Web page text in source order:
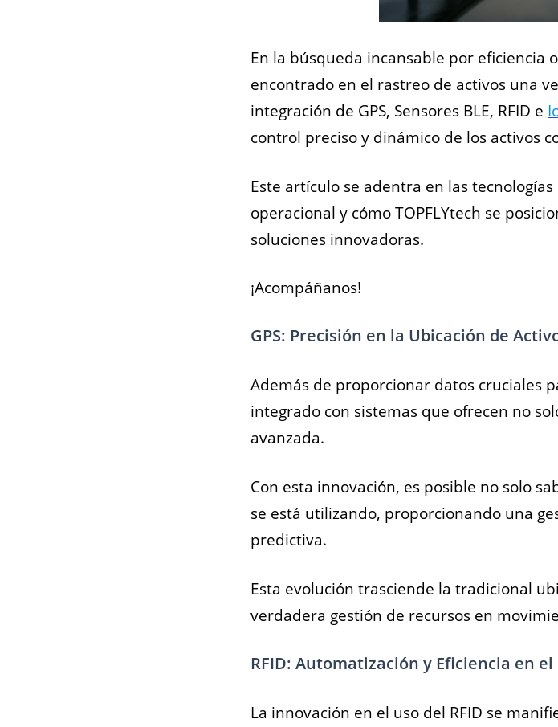
En la búsqueda incansable por eficiencia
encontrado en el rastreo de activos una
integración de GPS, Sensores BLE, RFID e
control preciso y dinámico de los activos
Este artículo se adentra en las
operacional y cómo TOPFLYtech se
soluciones innovadoras.
¡Acompáñanos!
GPS: Precisión en la Ubicación de
Además de proporcionar datos cruciales
integrado con sistemas que ofrecen no
avanzada.
Con esta innovación, es posible no solo
se está utilizando, proporcionando una
predictiva.
Esta evolución trasciende la tradicional
verdadera gestión de recursos en
RFID: Automatización y Eficiencia en
La innovación en el uso del RFID se